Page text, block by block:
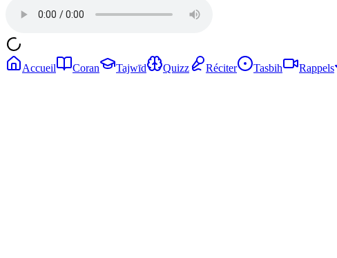
Accueil Coran Tajwīd Quizz Réciter Tasbih Rappels